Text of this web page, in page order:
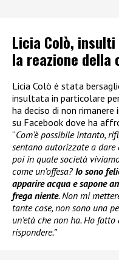
Licia Colò,
la reazione
Licia Colò è stata
insultata in particolare
ha deciso di non
su Facebook dove ha
“Com’è possibile intanto,
sentano autorizzate a
poi in quale società
come un’offesa? Io sono
apparire acqua e sapone
frega niente. Non mi
tante cose, non sono una
un’età che non ha. Ho
rispondere.”